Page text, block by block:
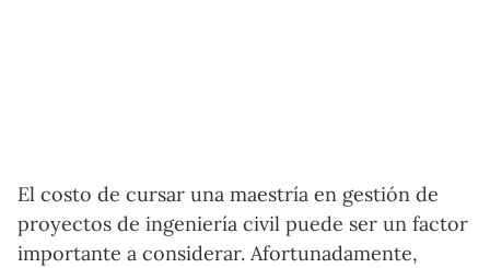
El costo de cursar una maestría en gestión de
proyectos de ingeniería civil puede ser un factor
importante a considerar. Afortunadamente,